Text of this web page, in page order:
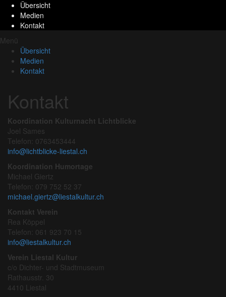
Übersicht
Medien
Kontakt
Menü
Übersicht
Medien
Kontakt
Kontakt
Koordination Kulturnacht Lichtblicke
Joel Sames
Telefon: 0763453444
info@lichtblicke-liestal.ch
Koordination Humortage
Michael Giertz
Telefon: 079 752 52 37
michael.giertz@liestalkultur.ch
Kontakt Verein
Rea Köppel
Telefon: 061 923 70 15
info@liestalkultur.ch
Verein Liestal Kultur
c/o Dichter- und Stadtmuseum
Rathausstr. 30
4410 Liestal